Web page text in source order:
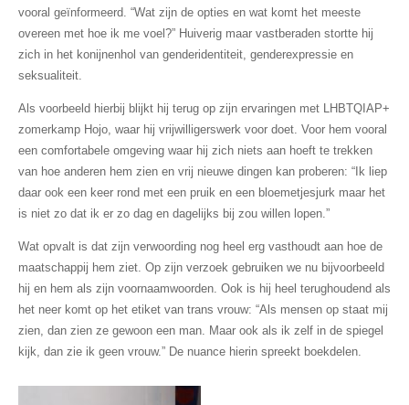
vooral geïnformeerd. “Wat zijn de opties en wat komt het meeste
overeen met hoe ik me voel?” Huiverig maar vastberaden stortte hij
zich in het konijnenhol van genderidentiteit, genderexpressie en
seksualiteit.
Als voorbeeld hierbij blijkt hij terug op zijn ervaringen met LHBTQIAP+
zomerkamp Hojo, waar hij vrijwilligerswerk voor doet. Voor hem vooral
een comfortabele omgeving waar hij zich niets aan hoeft te trekken
van hoe anderen hem zien en vrij nieuwe dingen kan proberen: “Ik liep
daar ook een keer rond met een pruik en een bloemetjesjurk maar het
is niet zo dat ik er zo dag en dagelijks bij zou willen lopen.”
Wat opvalt is dat zijn verwoording nog heel erg vasthoudt aan hoe de
maatschappij hem ziet. Op zijn verzoek gebruiken we nu bijvoorbeeld
hij en hem als zijn voornaamwoorden. Ook is hij heel terughoudend als
het neer komt op het etiket van trans vrouw: “Als mensen op staat mij
zien, dan zien ze gewoon een man. Maar ook als ik zelf in de spiegel
kijk, dan zie ik geen vrouw.” De nuance hierin spreekt boekdelen.